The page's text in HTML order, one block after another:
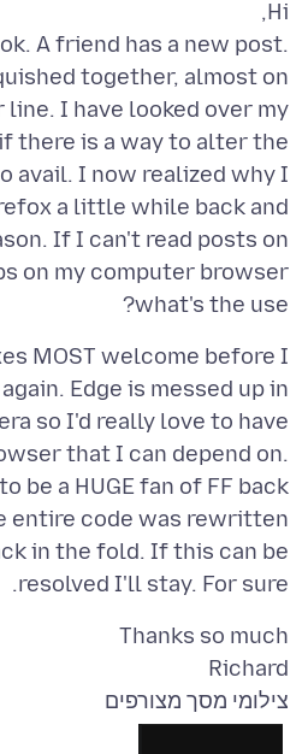
A friend has a new post.
together, almost on
I have looked over my
there is a way to alter the
avail. I now realized why I
a little while back and
If I can't read posts on
on my computer browser
what's the use?
MOST welcome before I
Edge is messed up in
so I'd really love to have
that I can depend on.
be a HUGE fan of FF back
entire code was rewritten
in the fold. If this can be
resolved I'll stay. For sure.
Richard
צילומי מסך מצורפים